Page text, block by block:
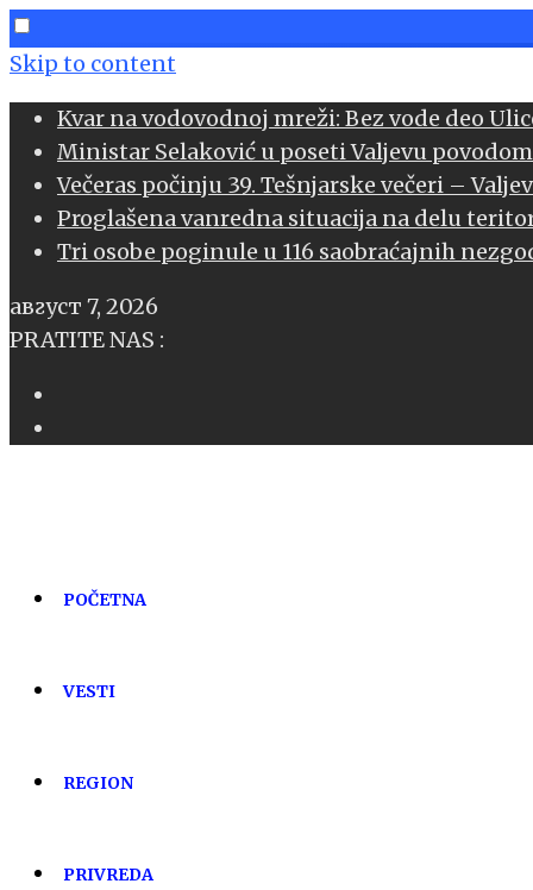
Skip to content
Kvar na vodovodnoj mreži: Bez vode deo
Ministar Selaković u poseti Valjevu
Večeras počinju 39. Tešnjarske večeri –
Proglašena vanredna situacija na delu
Tri osobe poginule u 116 saobraćajnih
август 7, 2026
PRATITE NAS :
POČETNA
VESTI
REGION
PRIVREDA